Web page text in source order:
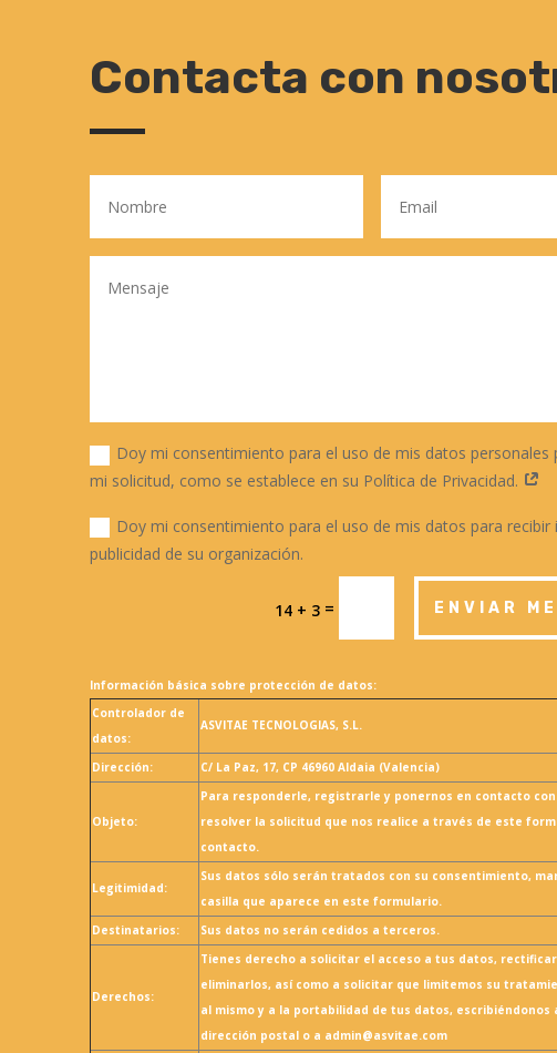
Contacta con
Doy mi consentimiento para el uso de mis datos personales
mi solicitud, como se establece en su Política de Privacidad.
Doy mi consentimiento para el uso de mis datos para
publicidad de su organización.
14 + 3 = ENVIAR
Información básica sobre protección de datos:
Controlador de
datos:
ASVITAE TECNOLOGIAS, S.L.
Dirección: C/ La Paz, 17, CP 46960 Aldaia (Valencia)
Objeto:
Para responderle, registrarle y ponernos en contacto
resolver la solicitud que nos realice a través de este
contacto.
Legitimidad:
Sus datos sólo serán tratados con su consentimiento,
casilla que aparece en este formulario.
Destinatarios:
Sus datos no serán cedidos a terceros.
Derechos:
Tienes derecho a solicitar el acceso a tus datos,
eliminarlos, así como a solicitar que limitemos su
al mismo y a la portabilidad de tus datos, escribiéndonos
dirección postal o a admin@asvitae.com